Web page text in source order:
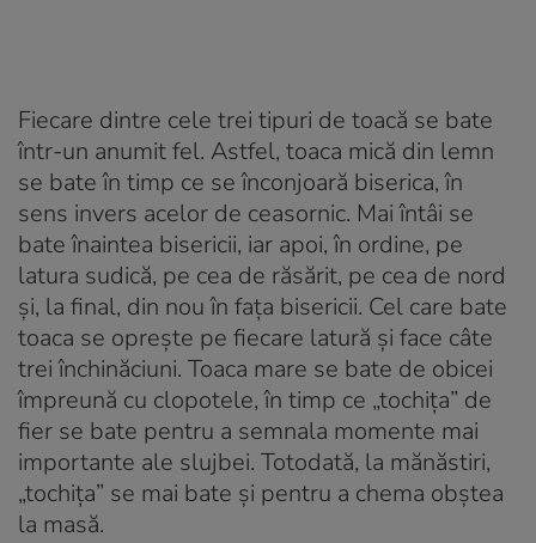
Fiecare dintre cele trei tipuri de toacă se bate
într-un anumit fel. Astfel, toaca mică din lemn
se bate în timp ce se înconjoară biserica, în
sens invers acelor de ceasornic. Mai întâi se
bate înaintea bisericii, iar apoi, în ordine, pe
latura sudică, pe cea de răsărit, pe cea de nord
şi, la final, din nou în faţa bisericii. Cel care bate
toaca se oprește pe fiecare latură şi face câte
trei închinăciuni. Toaca mare se bate de obicei
împreună cu clopotele, în timp ce „tochiţa” de
fier se bate pentru a semnala momente mai
importante ale slujbei. Totodată, la mănăstiri,
„tochiţa” se mai bate şi pentru a chema obştea
la masă.